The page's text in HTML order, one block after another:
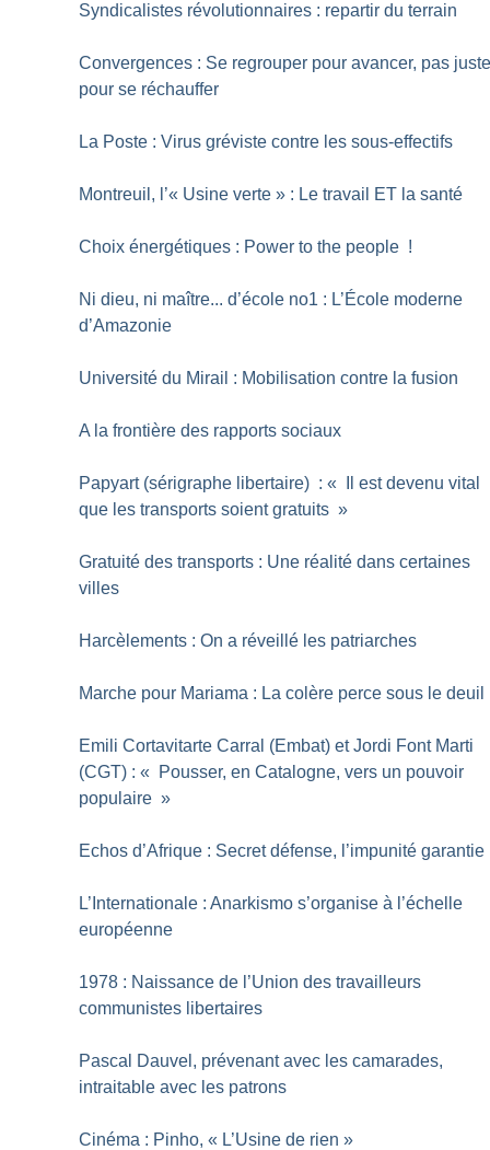
Syndicalistes révolutionnaires : repartir du terrain
Convergences : Se regrouper pour avancer, pas
pour se réchauffer
La Poste : Virus gréviste contre les sous-effectifs
Montreuil, l’« Usine verte » : Le travail ET la santé
Choix énergétiques : Power to the people !
Ni dieu, ni maître... d’école no1 : L’École moderne
d’Amazonie
Université du Mirail : Mobilisation contre la fusion
A la frontière des rapports sociaux
Papyart (sérigraphe libertaire) : «
Il est devenu vital
que les transports soient gratuits »
Gratuité des transports : Une réalité dans certaines
villes
Harcèlements : On a réveillé les patriarches
Marche pour Mariama : La colère perce sous le deuil
Emili Cortavitarte Carral (Embat) et Jordi Font Marti
(CGT) : «
Pousser, en Catalogne, vers un pouvoir
populaire »
Echos d’Afrique : Secret défense, l’impunité garantie
L’Internationale : Anarkismo s’organise à l’échelle
européenne
1978 : Naissance de l’Union des travailleurs
communistes libertaires
Pascal Dauvel, prévenant avec les camarades,
intraitable avec les patrons
Cinéma : Pinho, « L’Usine de rien »